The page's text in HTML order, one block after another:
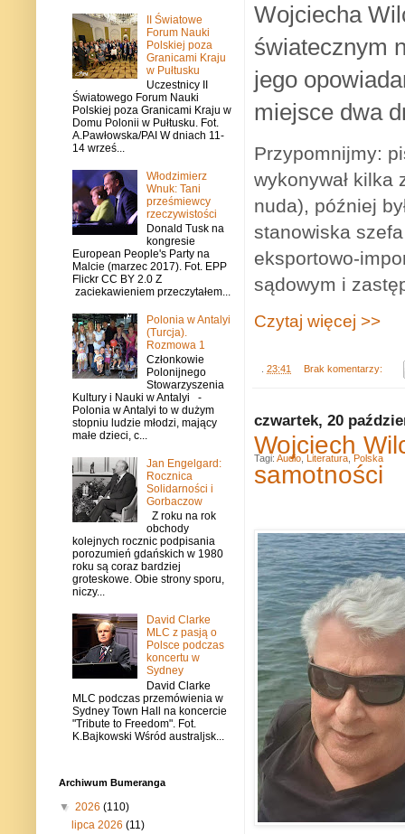
Wojciecha
światecznym
jego
miejsce dwa
Przypomnijmy:
wykonywał kilka
nuda), później
stanowiska
eksportowo-
sądowym i
Czytaj więcej >>
23:41 Brak komentarzy:
czwartek, 20
Wojciech
samotności
Tagi: Audio Literatura Polska
II Światowe
Forum Nauki
Polskiej poza
Granicami Kraju
w Pułtusku
Uczestnicy II
Światowego Forum Nauki
Polskiej poza Granicami Kraju w
Domu Polonii w Pułtusku. Fot.
A.Pawłowska/PAI W dniach 11-
14 wrześ...
Włodzimierz
Wnuk: Tani
prześmiewcy
rzeczywistości
Donald Tusk na
kongresie
European People's Party na
Malcie (marzec 2017). Fot. EPP
Flickr CC BY 2.0 Z
zaciekawieniem przeczytałem...
Polonia w Antalyi
(Turcja).
Rozmowa 1
Członkowie
Polonijnego
Stowarzyszenia
Kultury i Nauki w Antalyi -
Polonia w Antalyi to w dużym
stopniu ludzie młodzi, mający
małe dzieci, c...
Jan Engelgard:
Rocznica
Solidarności i
Gorbaczow
Z roku na rok
obchody
kolejnych rocznic podpisania
porozumień gdańskich w 1980
roku są coraz bardziej
groteskowe. Obie strony sporu,
niczy...
David Clarke
MLC z pasją o
Polsce podczas
koncertu w
Sydney
David Clarke
MLC podczas przemówienia w
Sydney Town Hall na koncercie
"Tribute to Freedom". Fot.
K.Bajkowski Wśród australjsk...
Archiwum Bumeranga
▼ 2026 (110)
lipca 2026(11)